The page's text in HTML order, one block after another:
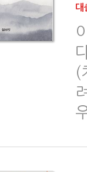
대
(